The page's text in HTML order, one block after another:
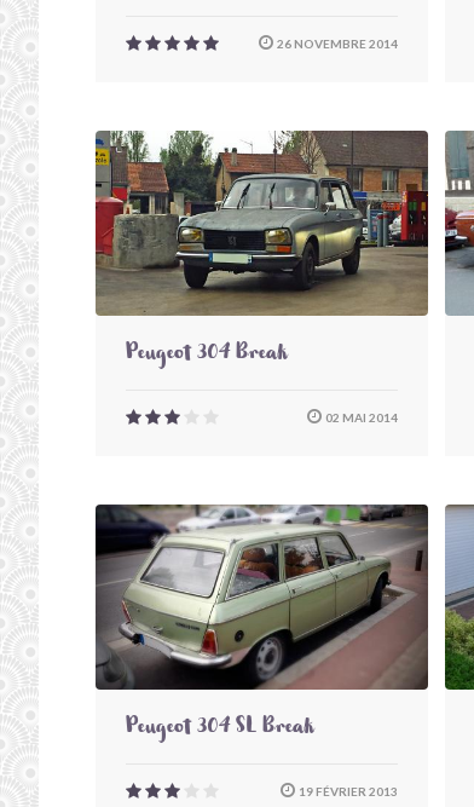
26 NOVEMBRE 2014
Peugeot 304 Break
02 MAI 2014
Peugeot 304 SL Break
19 FÉVRIER 2013